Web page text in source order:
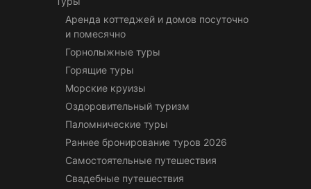
Аренда коттеджей и домов посуточно
и помесячно
Горнолыжные туры
Горящие туры
Морские круизы
Оздоровительный туризм
Паломнические туры
Раннее бронирование туров 2026
Самостоятельные путешествия
Свадебные путешествия